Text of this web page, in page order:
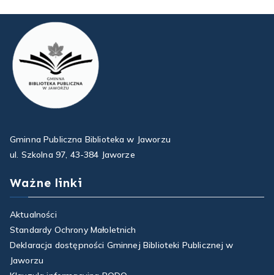
Gminna Publiczna Biblioteka w Jaworzu
ul. Szkolna 97, 43-384 Jaworze
Ważne linki
Aktualności
Standardy Ochrony Małoletnich
Deklaracja dostępności Gminnej Biblioteki Publicznej w
Jaworzu